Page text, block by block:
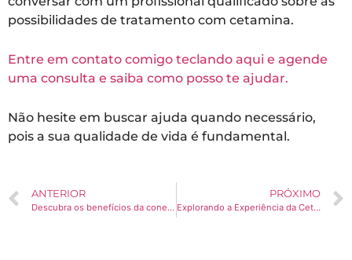
possibilidades de tratamento com cetamina.
Entre em contato comigo teclando aqui e agende
uma consulta e saiba como posso te ajudar.
Não hesite em buscar ajuda quando necessário,
pois a sua qualidade de vida é fundamental.
ANTERIOR
Descubra os benefícios da conexão com a natureza para cuidar da sua saúde mental
PRÓXIMO
Explorando a Experiência da Cetamina em Tempo Real